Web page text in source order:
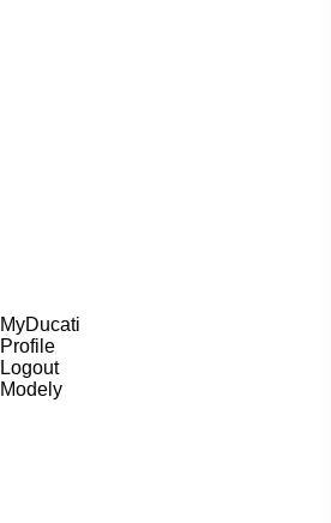
MyDucati
Profile
Logout
Modely